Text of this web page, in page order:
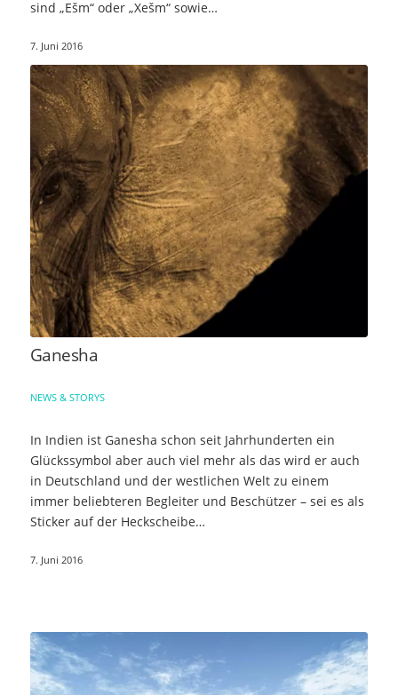
sind „Ešm“ oder „Xešm“ sowie…
7. Juni 2016
Ganesha
NEWS & STORYS
In Indien ist Ganesha schon seit Jahrhunderten ein
Glückssymbol aber auch viel mehr als das wird er auch
in Deutschland und der westlichen Welt zu einem
immer beliebteren Begleiter und Beschützer – sei es als
Sticker auf der Heckscheibe…
7. Juni 2016